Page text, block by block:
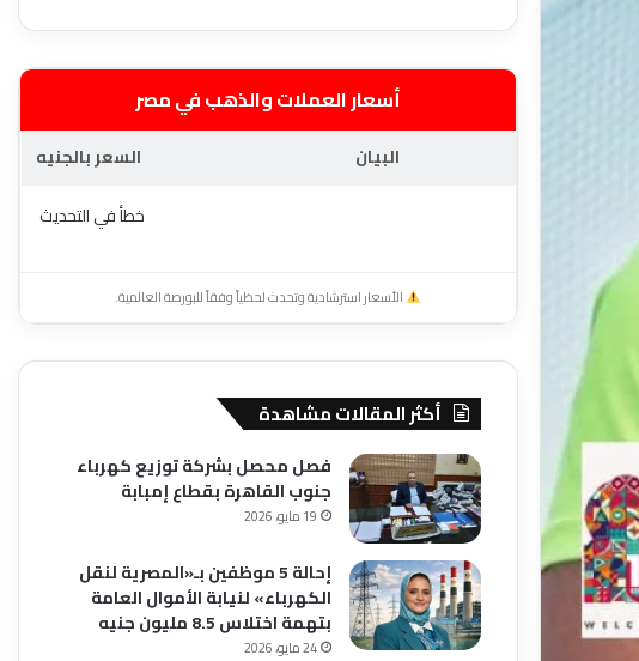
أسعار العملات والذهب في مصر
البيان
السعر بالجنيه
خطأ في التحديث
الأسعار استرشادية وتحدث لحظياً وفقاً للبورصة العالمية.
أكثر المقالات مشاهدة
فصل محصل بشركة توزيع كهرباء
جنوب القاهرة بقطاع إمبابة
19 مايو، 2026
إحالة 5 موظفين بـ«المصرية لنقل
الكهرباء» لنيابة الأموال العامة
بتهمة اختلاس 8.5 مليون جنيه
24 مايو، 2026